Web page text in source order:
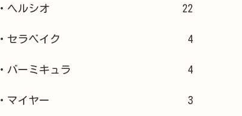
・ヘルシオ 22
・セラベイク 4
・バーミキュラ 4
・マイヤー 3